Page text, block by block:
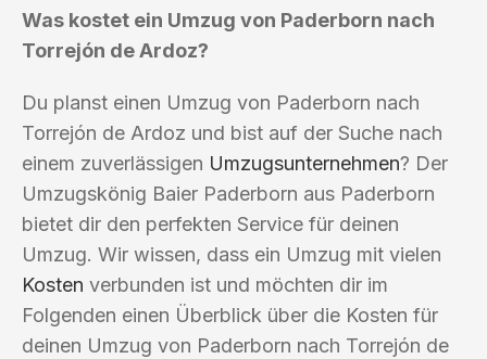
Was kostet ein Umzug von Paderborn nach
Torrejón de Ardoz?
Du planst einen Umzug von Paderborn nach
Torrejón de Ardoz und bist auf der Suche nach
einem zuverlässigen Umzugsunternehmen? Der
Umzugskönig Baier Paderborn aus Paderborn
bietet dir den perfekten Service für deinen
Umzug. Wir wissen, dass ein Umzug mit vielen
Kosten verbunden ist und möchten dir im
Folgenden einen Überblick über die Kosten für
deinen Umzug von Paderborn nach Torrejón de